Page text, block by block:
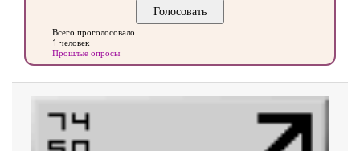
Всего проголосовало
1 человек
Прошлые опросы